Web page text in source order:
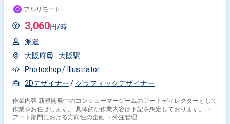
フルリモート
3,060円/時
派遣
大阪府
大阪駅
Photoshop
Illustrator
2Dデザイナー
グラフィックデザイナー
作業内容 新規開発中のコンシューマーゲームのアートディレクターとして
作業をお任せします。 具体的な作業内容は下記を想定しております。 ・
アート部門における方向性の企画 ・外注管理